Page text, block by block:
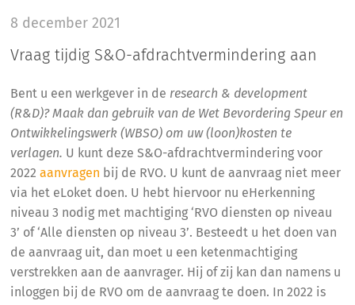
8 december 2021
Vraag tijdig S&O-afdrachtvermindering aan
Bent u een werkgever in de research & development
(R&D)? Maak dan gebruik van de Wet Bevordering Speur en
Ontwikkelingswerk (WBSO) om uw (loon)kosten te
verlagen. U kunt deze S&O-afdrachtvermindering voor
2022aanvragen bij de RVO. U kunt de aanvraag niet meer
via het eLoket doen. U hebt hiervoor nu eHerkenning
niveau 3 nodig met machtiging ‘RVO diensten op niveau
3’ of ‘Alle diensten op niveau 3’. Besteedt u het doen van
de aanvraag uit, dan moet u een ketenmachtiging
verstrekken aan de aanvrager. Hij of zij kan dan namens u
inloggen bij de RVO om de aanvraag te doen. In 2022 is